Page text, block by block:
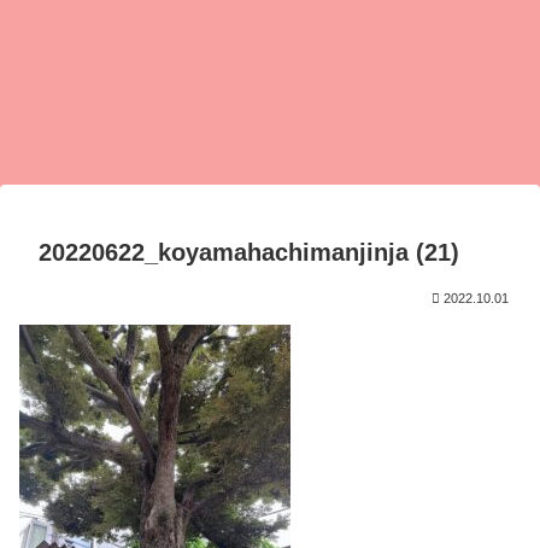
20220622_koyamahachimanjinja (21)
2022.10.01